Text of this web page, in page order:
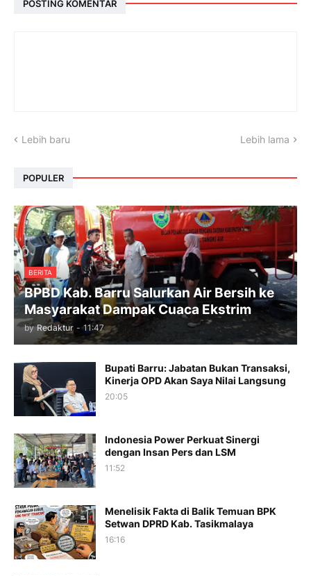
POSTING KOMENTAR
Lebih baru Lebih lama
POPULER
BERITA
BPBD Kab. Barru Salurkan Air Bersih ke
Masyarakat Dampak Cuaca Ekstrim
by Redaktur - 11:47
Bupati Barru: Jabatan Bukan Transaksi,
Kinerja OPD Akan Saya Nilai Langsung
20:05
Indonesia Power Perkuat Sinergi
dengan Insan Pers dan LSM
11:52
Menelisik Fakta di Balik Temuan BPK
Setwan DPRD Kab. Tasikmalaya
16:16